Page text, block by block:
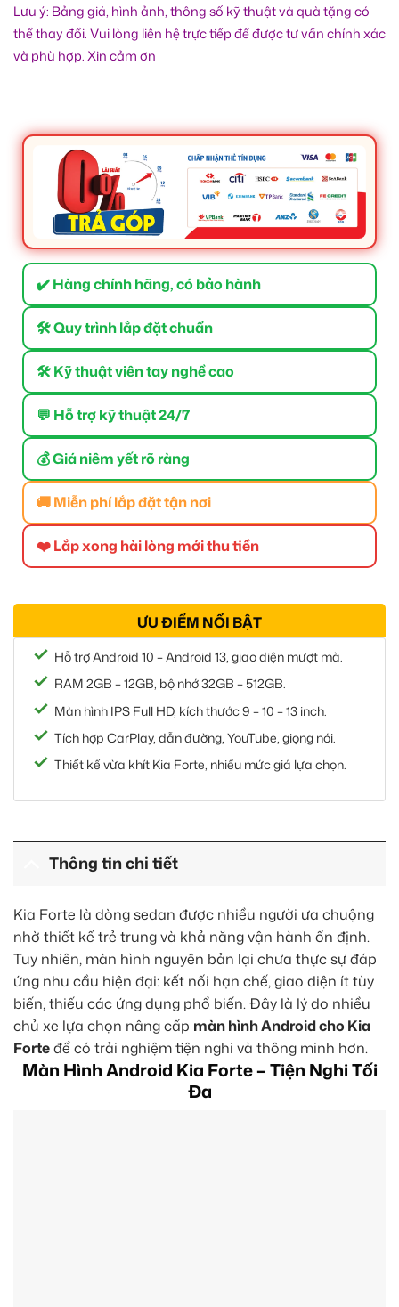
Lưu ý: Bảng giá, hình ảnh, thông số kỹ thuật và quà tặng có
thể thay đổi. Vui lòng liên hệ trực tiếp để được tư vấn chính xác
và phù hợp. Xin cảm ơn
✔️ Hàng chính hãng, có bảo hành
🛠 Quy trình lắp đặt chuẩn
🛠 Kỹ thuật viên tay nghề cao
💬 Hỗ trợ kỹ thuật 24/7
💰 Giá niêm yết rõ ràng
🚚 Miễn phí lắp đặt tận nơi
❤️ Lắp xong hài lòng mới thu tiền
ƯU ĐIỂM NỔI BẬT
Hỗ trợ Android 10 – Android 13, giao diện mượt mà.
RAM 2GB – 12GB, bộ nhớ 32GB – 512GB.
Màn hình IPS Full HD, kích thước 9 – 10 – 13 inch.
Tích hợp CarPlay, dẫn đường, YouTube, giọng nói.
Thiết kế vừa khít Kia Forte, nhiều mức giá lựa chọn.
Thông tin chi tiết
Kia Forte là dòng sedan được nhiều người ưa chuộng
nhờ thiết kế trẻ trung và khả năng vận hành ổn định.
Tuy nhiên, màn hình nguyên bản lại chưa thực sự đáp
ứng nhu cầu hiện đại: kết nối hạn chế, giao diện ít tùy
biến, thiếu các ứng dụng phổ biến. Đây là lý do nhiều
chủ xe lựa chọn nâng cấp màn hình Android cho Kia
Forteđể có trải nghiệm tiện nghi và thông minh hơn.
Màn Hình Android Kia Forte – Tiện Nghi Tối
Đa